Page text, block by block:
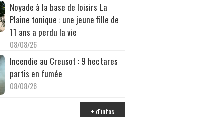
Noyade à la base de loisirs La
Plaine tonique : une jeune fille de
11 ans a perdu la vie
08/08/26
Incendie au Creusot : 9 hectares
partis en fumée
08/08/26
+ d'infos